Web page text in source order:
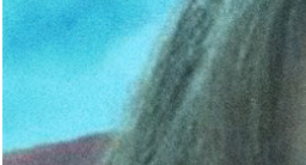
Plan Finde
INFANTIL